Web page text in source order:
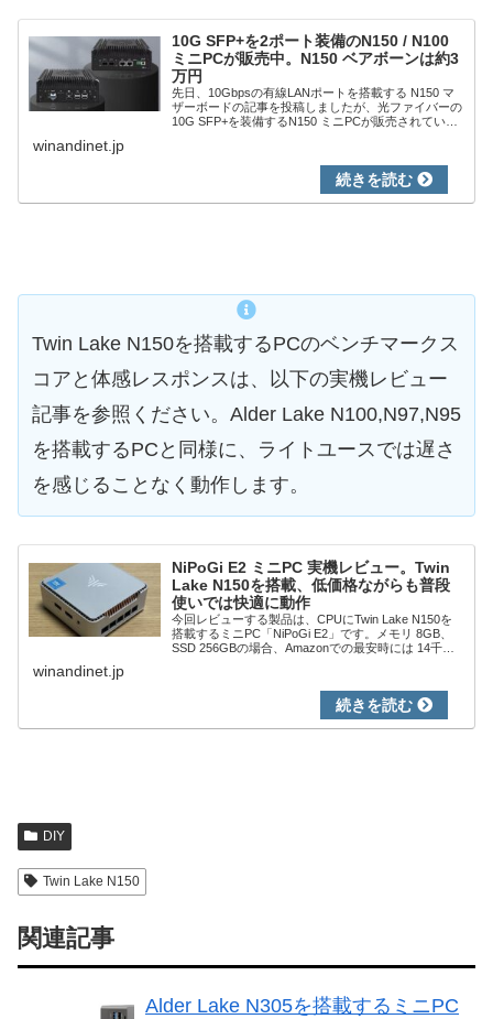
10G SFP+を2ポート装備のN150 / N100
ミニPCが販売中。N150 ベアボーンは約3
万円
先日、10Gbpsの有線LANポートを搭載する N150 マ
ザーボードの記事を投稿しましたが、光ファイバーの
10G SFP+を装備するN150 ミニPCが販売されていま
winandinet.jp
Twin Lake N150を搭載するPCのベンチマークス
コアと体感レスポンスは、以下の実機レビュー
記事を参照ください。Alder Lake N100,N97,N95
を搭載するPCと同様に、ライトユースでは遅さ
を感じることなく動作します。
NiPoGi E2 ミニPC 実機レビュー。Twin
Lake N150を搭載、低価格ながらも普段
使いでは快適に動作
今回レビューする製品は、CPUにTwin Lake N150を
搭載するミニPC「NiPoGi E2」です。メモリ 8GB、
SSD 256GBの場合、Amazonでの最安時には 14千円
winandinet.jp
DIY
Twin Lake N150
関連記事
Alder Lake N305を搭載するミニPC